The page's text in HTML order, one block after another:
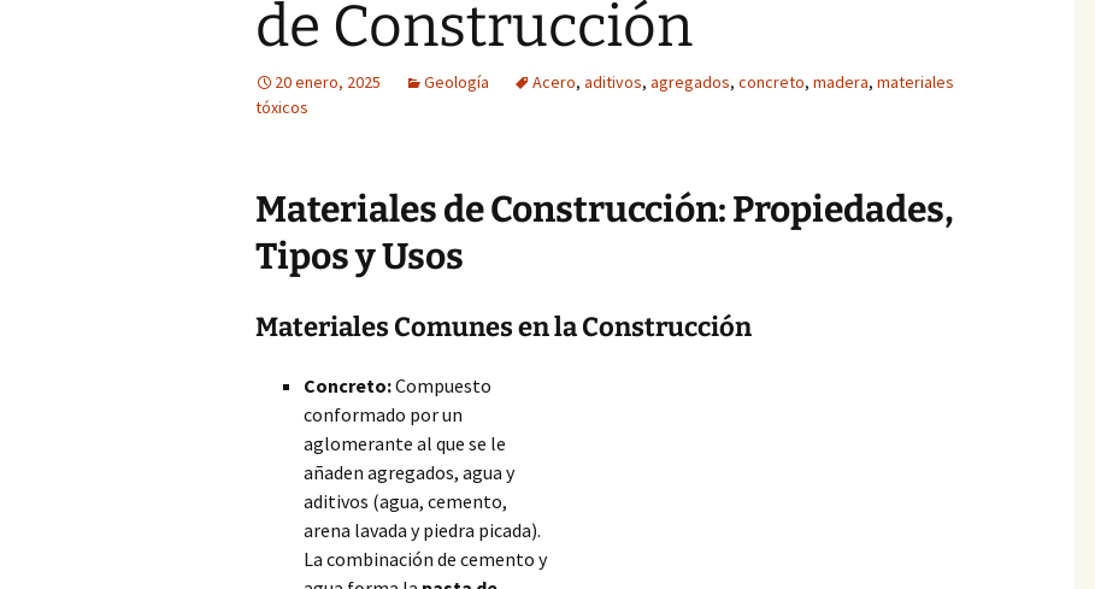
de Construcción
20 enero, 2025 Geología Acero, aditivos, agregados, concreto, madera, materiales
tóxicos
Materiales de Construcción: Propiedades,
Tipos y Usos
Materiales Comunes en la Construcción
Concreto:Compuesto
conformado por un
aglomerante al que se le
añaden agregados, agua y
aditivos (agua, cemento,
arena lavada y piedra picada).
La combinación de cemento y